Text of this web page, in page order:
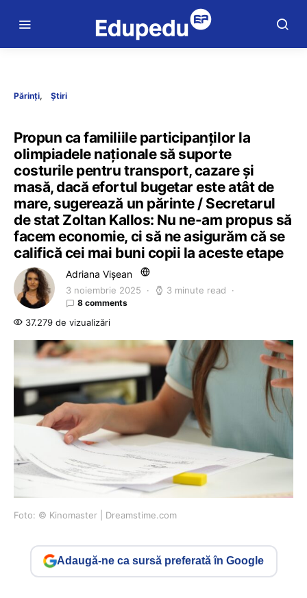
Părinți Știri
Propun ca familiile participanților la
olimpiadele naționale să suporte
costurile pentru transport, cazare și
masă, dacă efortul bugetar este atât de
mare, sugerează un părinte / Secretarul
de stat Zoltan Kallos: Nu ne-am propus să
facem economie, ci să ne asigurăm că se
califică cei mai buni copii la aceste etape
Adriana Vișean
3 noiembrie 2025 3 minute read
8 comments
37.279 de vizualizări
Foto: © Kinomaster | Dreamstime.com
Adaugă-ne ca sursă preferată în Google